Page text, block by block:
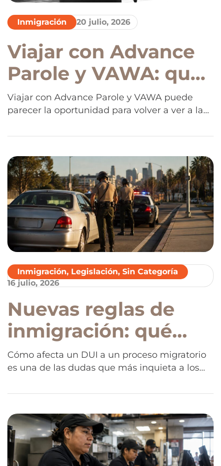
Inmigración 20 julio, 2026
Viajar con Advance
Parole y VAWA: qué
riesgos debes
conocer antes de
salir del país
Viajar con Advance Parole y VAWA puede
parecer la oportunidad para volver a ver a la
embargo, antes de tomar esa decisión
inmigración y tomar precauciones que
podrían ayudar a proteger tu caso. La gente
que busca viajar teniendo Advance Parole y
VAWA […]
Inmigración, Legislación, Sin Categoría
16 julio, 2026
Nuevas reglas de
inmigración: qué
pasa con un DUI en
un proceso
migratorio en
Estados Unidos
Cómo afecta un DUI a un proceso migratorio
es una de las dudas que más inquieta a los
en las políticas migratorias. Aunque la ley no
que las autoridades evalúan estos
antecedentes puede hacer una diferencia
importante en cada caso.